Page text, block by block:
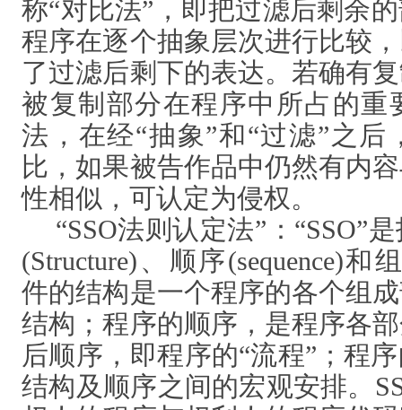
称“对比法”，即把过滤后剩余
程序在逐个抽象层次进行比较
了过滤后剩下的表达。若确有
被复制部分在程序中所占的重
法，在经“抽象”和“过滤”之
比，如果被告作品中仍然有内
性相似，可认定为侵权。
“SSO法则认定法”：“SSO”
(Structure)、顺序(sequence)和
件的结构是一个程序的各个组
结构；程序的顺序，是程序各
后顺序，即程序的“流程”；程
结构及顺序之间的宏观安排。